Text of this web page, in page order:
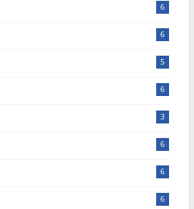
6
6
5
6
3
6
6
6